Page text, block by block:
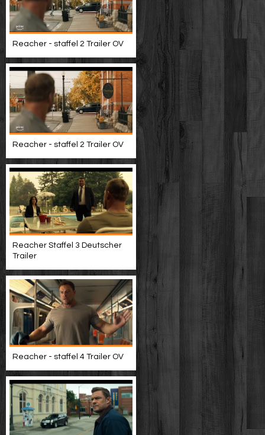
Reacher - staffel 2 Trailer OV
Reacher - staffel 2 Trailer OV
Reacher Staffel 3 Deutscher
Trailer
Reacher - staffel 4 Trailer OV